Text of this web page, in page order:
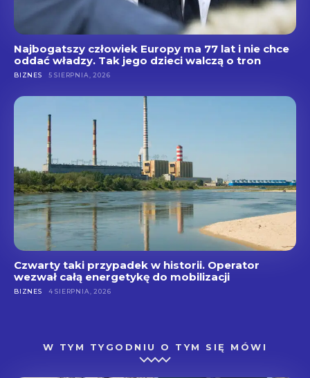
Najbogatszy człowiek Europy ma 77 lat i nie chce
oddać władzy. Tak jego dzieci walczą o tron
BIZNES 5 SIERPNIA, 2026
Czwarty taki przypadek w historii. Operator
wezwał całą energetykę do mobilizacji
BIZNES 4 SIERPNIA, 2026
W TYM TYGODNIU O TYM SIĘ MÓWI